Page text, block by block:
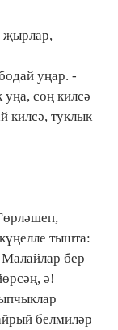
җырлар,
уңар. -
соң килсә
килсә, туклык
тышта:
бер
ә!
белмиләр